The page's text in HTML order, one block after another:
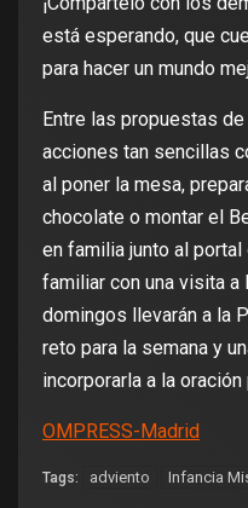
está esperando, que
para hacer un mundo
Entre las propuestas
acciones tan sencillas
al poner la mesa,
chocolate o montar el
en familia junto al portal
familiar con una visita
domingos llevarán a la
reto para la semana y
incorporarla a la
OMPRESS-Madrid
Tags: adviento Infancia